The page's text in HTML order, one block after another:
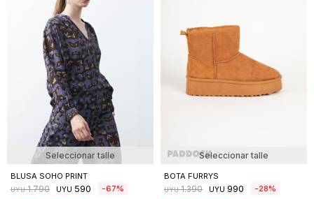
Seleccionar talle
BLUSA SOHO PRINT
UYU 1.790 UYU 590 67
Seleccionar talle
BOTA FURRYS
UYU 1.390 UYU 990 28